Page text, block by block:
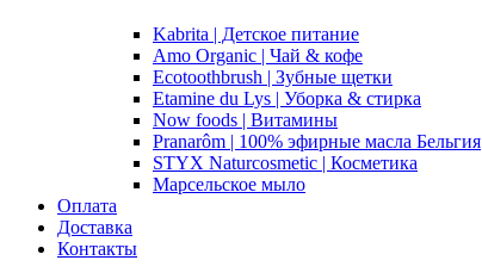
Kabrita | Детское питание
Amo Organic | Чай & кофе
Ecotoothbrush | Зубные щетки
Etamine du Lys | Уборка & стирка
Now foods | Витамины
Pranarôm | 100% эфирные масла Бельгия
STYX Naturcosmetic | Косметика
Марсельское мыло
Оплата
Доставка
Контакты